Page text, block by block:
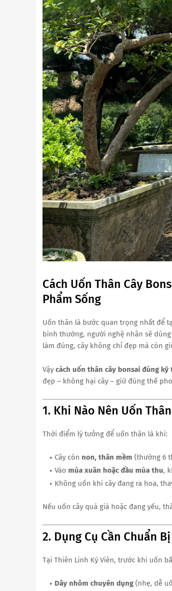
Cách Uốn Thân Cây
Phẩm Sống
Uốn thân là bước quan trọng nhất để
bình thường, người nghệ nhân sẽ
làm đúng, cây không chỉ đẹp mà còn
Vậy cách uốn thân cây bonsai đúng kỹ
đẹp – không hại cây – giữ đúng thế
1. Khi Nào Nên Uốn
Thời điểm lý tưởng để uốn thân là khi:
Cây còn non, thân mềm (thường 6
Vào mùa xuân hoặc đầu mùa thu,
Không uốn khi cây đang ra hoa,
Nếu uốn cây quá già hoặc đang yếu,
2. Dụng Cụ Cần Chuẩn
Tại Thiên Linh Kỳ Viên, trước khi uốn
Dây nhôm chuyên dụng (nhẹ, dễ